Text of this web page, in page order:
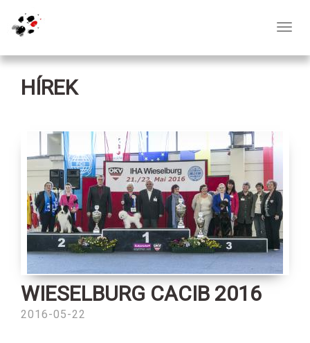
HÍREK
WIESELBURG CACIB 2016
2016-05-22